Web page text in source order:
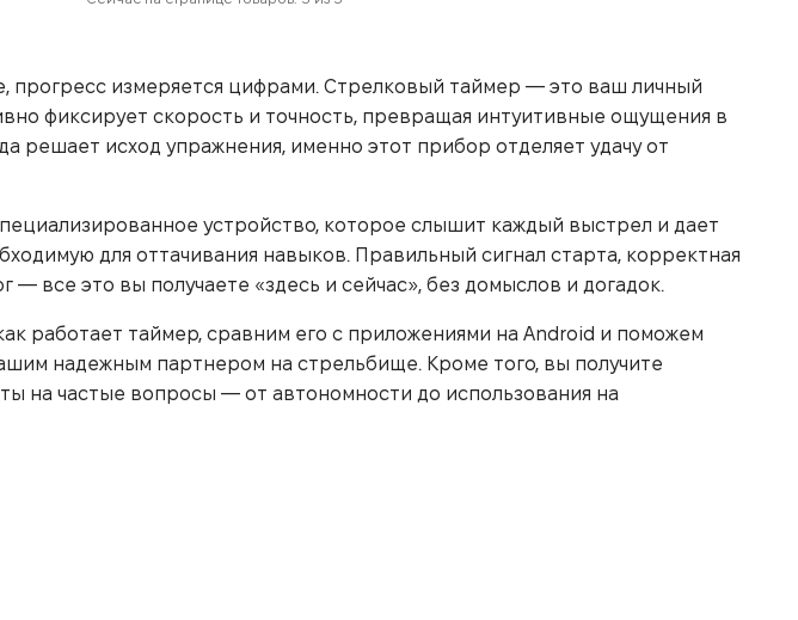
прогресс измеряется цифрами. Стрелковый таймер — это ваш личный
фиксирует скорость и точность, превращая интуитивные ощущения в
решает исход упражнения, именно этот прибор отделяет удачу от
устройство, которое слышит каждый выстрел и дает
для оттачивания навыков. Правильный сигнал старта, корректная
— все это вы получаете «здесь и сейчас», без домыслов и догадок.
работает таймер, сравним его с приложениями на Android и поможем
надежным партнером на стрельбище. Кроме того, вы получите
на частые вопросы — от автономности до использования на